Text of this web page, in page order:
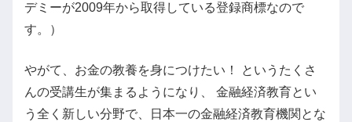
デミーが2009年から取得している登録商標なので
す。）
やがて、お金の教養を身につけたい！ というたくさ
んの受講生が集まるようになり、 金融経済教育とい
う全く新しい分野で、日本一の金融経済教育機関とな